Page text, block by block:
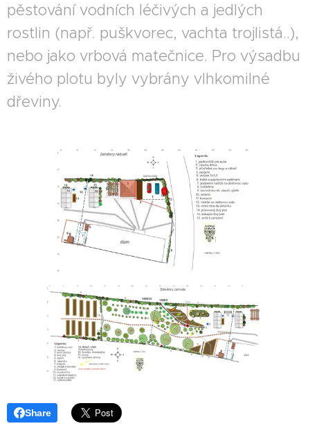
pěstování vodních léčivých a jedlých
rostlin (např. puškvorec, vachta trojlistá..),
nebo jako vrbová matečnice. Pro výsadbu
živého plotu byly vybrány vlhkomilné
dřeviny.
Share